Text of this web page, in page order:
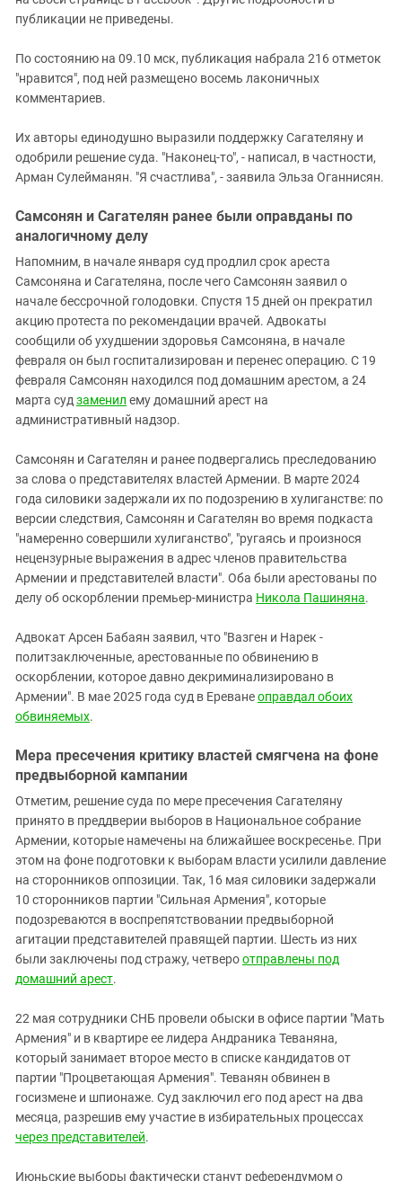
публикации не приведены.
По состоянию на 09.10 мск, публикация набрала 216 отметок
"нравится", под ней размещено восемь лаконичных
комментариев.
Их авторы единодушно выразили поддержку Сагателяну и
одобрили решение суда. "Наконец-то", - написал, в частности,
Арман Сулейманян. "Я счастлива", - заявила Эльза Оганнисян.
Самсонян и Сагателян ранее были оправданы по
аналогичному делу
Напомним, в начале января суд продлил срок ареста
Самсоняна и Сагателяна, после чего Самсонян заявил о
начале бессрочной голодовки. Спустя 15 дней он прекратил
акцию протеста по рекомендации врачей. Адвокаты
сообщили об ухудшении здоровья Самсоняна, в начале
февраля он был госпитализирован и перенес операцию. С 19
февраля Самсонян находился под домашним арестом, а 24
марта суд заменил ему домашний арест на
административный надзор.
Самсонян и Сагателян и ранее подвергались преследованию
за слова о представителях властей Армении. В марте 2024
года силовики задержали их по подозрению в хулиганстве: по
версии следствия, Самсонян и Сагателян во время подкаста
"намеренно совершили хулиганство", "ругаясь и произнося
нецензурные выражения в адрес членов правительства
Армении и представителей власти". Оба были арестованы по
делу об оскорблении премьер-министра Никола Пашиняна.
Адвокат Арсен Бабаян заявил, что "Вазген и Нарек -
политзаключенные, арестованные по обвинению в
оскорблении, которое давно декриминализировано в
Армении". В мае 2025 года суд в Ереванеоправдал обоих
обвиняемых.
Мера пресечения критику властей смягчена на фоне
предвыборной кампании
Отметим, решение суда по мере пресечения Сагателяну
принято в преддверии выборов в Национальное собрание
Армении, которые намечены на ближайшее воскресенье. При
этом на фоне подготовки к выборам власти усилили давление
на сторонников оппозиции. Так, 16 мая силовики задержали
10 сторонников партии "Сильная Армения", которые
подозреваются в воспрепятствовании предвыборной
агитации представителей правящей партии. Шесть из них
были заключены под стражу, четвероотправлены под
домашний арест.
22 мая сотрудники СНБ провели обыски в офисе партии "Мать
Армения" и в квартире ее лидера Андраника Теваняна,
который занимает второе место в списке кандидатов от
партии "Процветающая Армения". Теванян обвинен в
госизмене и шпионаже. Суд заключил его под арест на два
месяца, разрешив ему участие в избирательных процессах
через представителей.
Июньские выборы фактически станут референдумом о